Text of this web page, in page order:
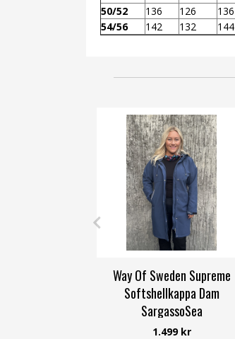
50/52
136 126 136
54/56
142 132 144
Way Of Sweden Supreme
Softshellkappa Dam
SargassoSea
Way of Sweden
1.499 kr